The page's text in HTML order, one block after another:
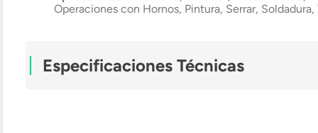
Operaciones con Hornos, Pintura, Serrar,
Especificaciones Técnicas